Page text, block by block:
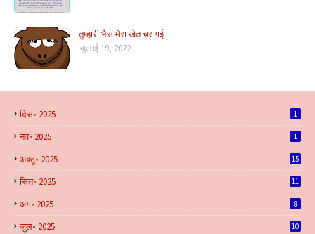
तुम्हारी भैस मेरा खेत चर गई
जुलाई 19, 2022
दिस॰ 2025 1
नव॰ 2025 1
अक्टू॰ 2025 15
सित॰ 2025 11
अग॰ 2025 8
जुल॰ 2025 10